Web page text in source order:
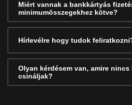
Miért vannak a bankkártyás
minimumösszegekhez kötve?
Hírlevélre hogy tudok
Olyan kérdésem van, amire
csináljak?